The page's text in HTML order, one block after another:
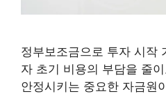
정부보조금으로 투자 시작
자 초기 비용의 부담을 줄
안정시키는 중요한 자금원